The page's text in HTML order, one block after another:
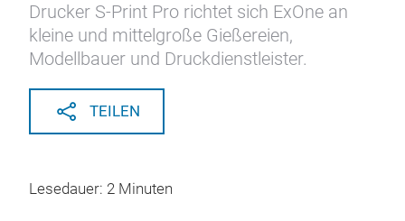
Drucker S-Print Pro richtet sich ExOne an
kleine und mittelgroße Gießereien,
Modellbauer und Druckdienstleister.
TEILEN
Lesedauer: 2 Minuten